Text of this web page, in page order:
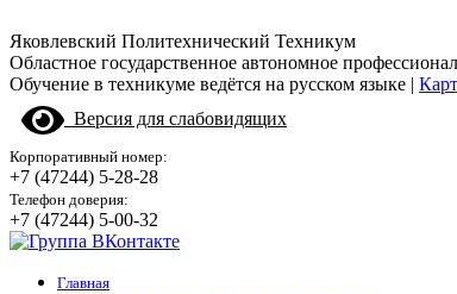
Яковлевский Политехнический Техникум
Областное государственное автономное
Обучение в техникуме ведётся на русском языке |
Версия для слабовидящих
Корпоративный номер:
+7 (47244) 5-28-28
Телефон доверия:
+7 (47244) 5-00-32
Главная